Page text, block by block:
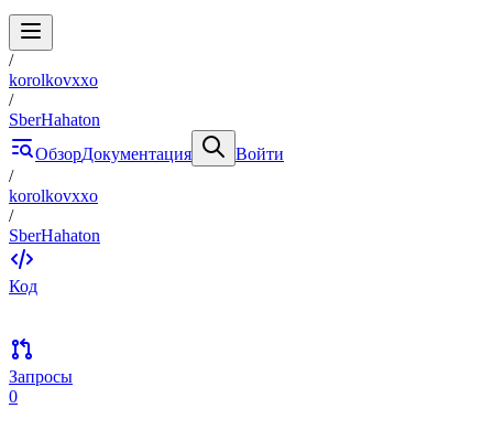
/
korolkovxxo
/
SberHahaton
ОбзорДокументация
Войти
/
korolkovxxo
/
SberHahaton
Код
Запросы
0